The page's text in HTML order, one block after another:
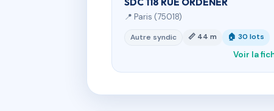
📍 Paris (75018)
Autre syndic 📏 44 m 🏠 30 lots
Voir la